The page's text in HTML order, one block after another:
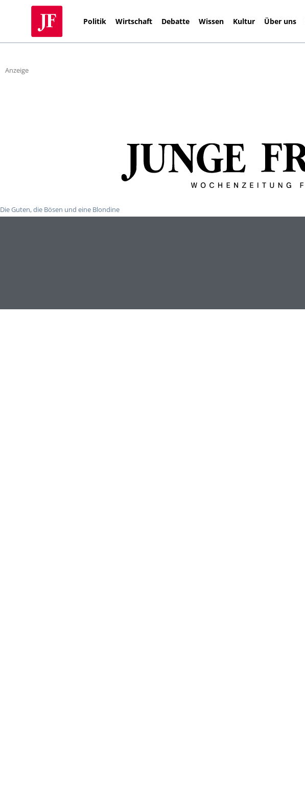
Politik Wirtschaft Debatte Wissen Kultur Über uns
Anzeige
Die Guten, die Bösen und eine Blondine